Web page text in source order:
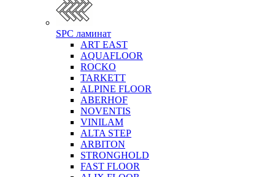
SPC ламинат
ART EAST
AQUAFLOOR
ROCKO
TARKETT
ALPINE FLOOR
ABERHOF
NOVENTIS
VINILAM
ALTA STEP
ARBITON
STRONGHOLD
FAST FLOOR